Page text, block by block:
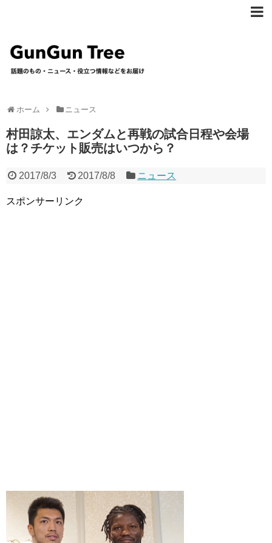
ホーム ニュース
村田諒太、エンダムと再戦の試合日程や会場
は？チケット販売はいつから？
2017/8/3 2017/8/8 ニュース
スポンサーリンク